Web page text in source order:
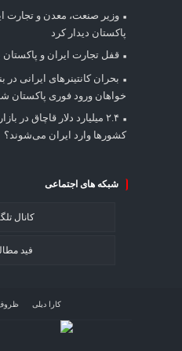
وزیر صنعت، معدن و تجارت
پاکستان دیدار کرد
قفل تجارت ایران و
بحران کانتینر‌های ایرانی
خواهان ورود فوری پاکستان
۲.۴ میلیارد دلار قاچاق در
کشورها وارد ایران می‌شوند؟
شبکه های اجتماعی
کانال
فید
کارا دیلی